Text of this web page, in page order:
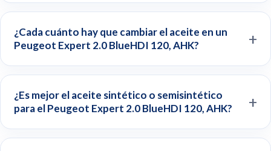
¿Cada cuánto hay que cambiar el aceite en un
Peugeot Expert 2.0 BlueHDI 120, AHK?
¿Es mejor el aceite sintético o semisintético
para el Peugeot Expert 2.0 BlueHDI 120, AHK?